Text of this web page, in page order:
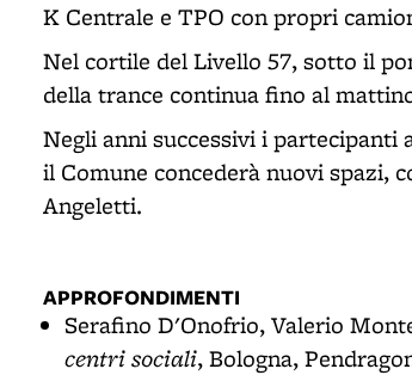
K Centrale e TPO con propri
Nel cortile del Livello 57, sotto il
della trance continua fino al
Negli anni successivi i partecipanti
il Comune concederà nuovi spazi,
Angeletti.
APPROFONDIMENTI
Serafino D'Onofrio, Valerio
centri sociali, Bologna,